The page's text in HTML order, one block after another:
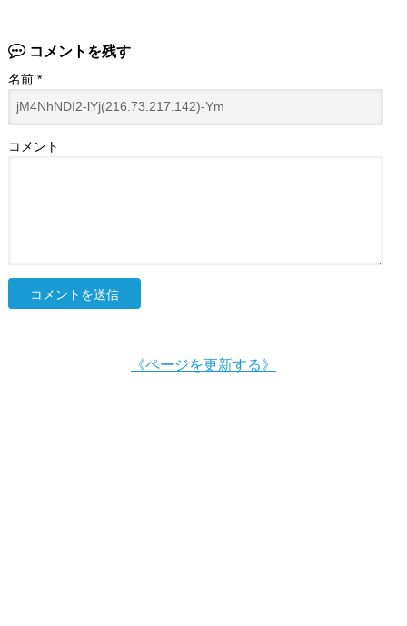
コメントを残す
名前 *
コメント
《ページを更新する》